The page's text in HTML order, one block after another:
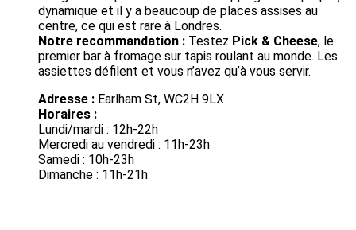
dynamique et il y a beaucoup de places assises au
centre, ce qui est rare à Londres.
Notre recommandation : Testez Pick & Cheese, le
premier bar à fromage sur tapis roulant au monde. Les
assiettes défilent et vous n’avez qu’à vous servir.
Adresse : Earlham St, WC2H 9LX
Horaires :
Lundi/mardi : 12h-22h
Mercredi au vendredi : 11h-23h
Samedi : 10h-23h
Dimanche : 11h-21h